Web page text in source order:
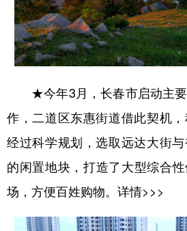
★今年3月，长春市启动主
作，二道区东惠街道借此契机
经过科学规划，选取远达大街
的闲置地块，打造了大型综合
场，方便百姓购物。 详情>>>